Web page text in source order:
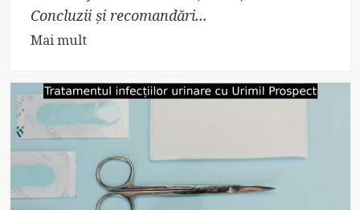
Concluzii și recomandări...
Mai multRead
about
Magnisteron
Definiție
utilizări
în